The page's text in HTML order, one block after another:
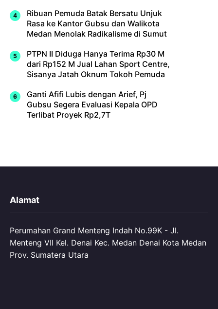
Ribuan Pemuda Batak Bersatu Unjuk
Rasa ke Kantor Gubsu dan Walikota
Medan Menolak Radikalisme di Sumut
PTPN II Diduga Hanya Terima Rp30 M
dari Rp152 M Jual Lahan Sport Centre,
Sisanya Jatah Oknum Tokoh Pemuda
Ganti Afifi Lubis dengan Arief, Pj
Gubsu Segera Evaluasi Kepala OPD
Terlibat Proyek Rp2,7T
Alamat
Perumahan Grand Menteng Indah No.99K - Jl.
Menteng VII Kel. Denai Kec. Medan Denai Kota Medan
Prov. Sumatera Utara